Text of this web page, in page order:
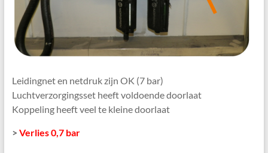
Leidingnet en netdruk zijn OK (7 bar)
Luchtverzorgingsset heeft voldoende doorlaat
Koppeling heeft veel te kleine doorlaat
> Verlies 0,7 bar